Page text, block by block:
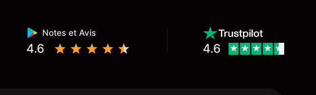
Notes et Avis
4.6 4.6